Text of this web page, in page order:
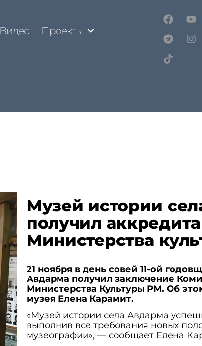
Видео Проекты
Музей истории
получил
Министерства
21 ноября в день совей 11-ой
Авдарма получил заключение
Министерства Культуры РМ. Об
музея Елена Карамит.
«Музей истории села Авдарма
выполнив все требования новых
музеографии», — сообщает Елена